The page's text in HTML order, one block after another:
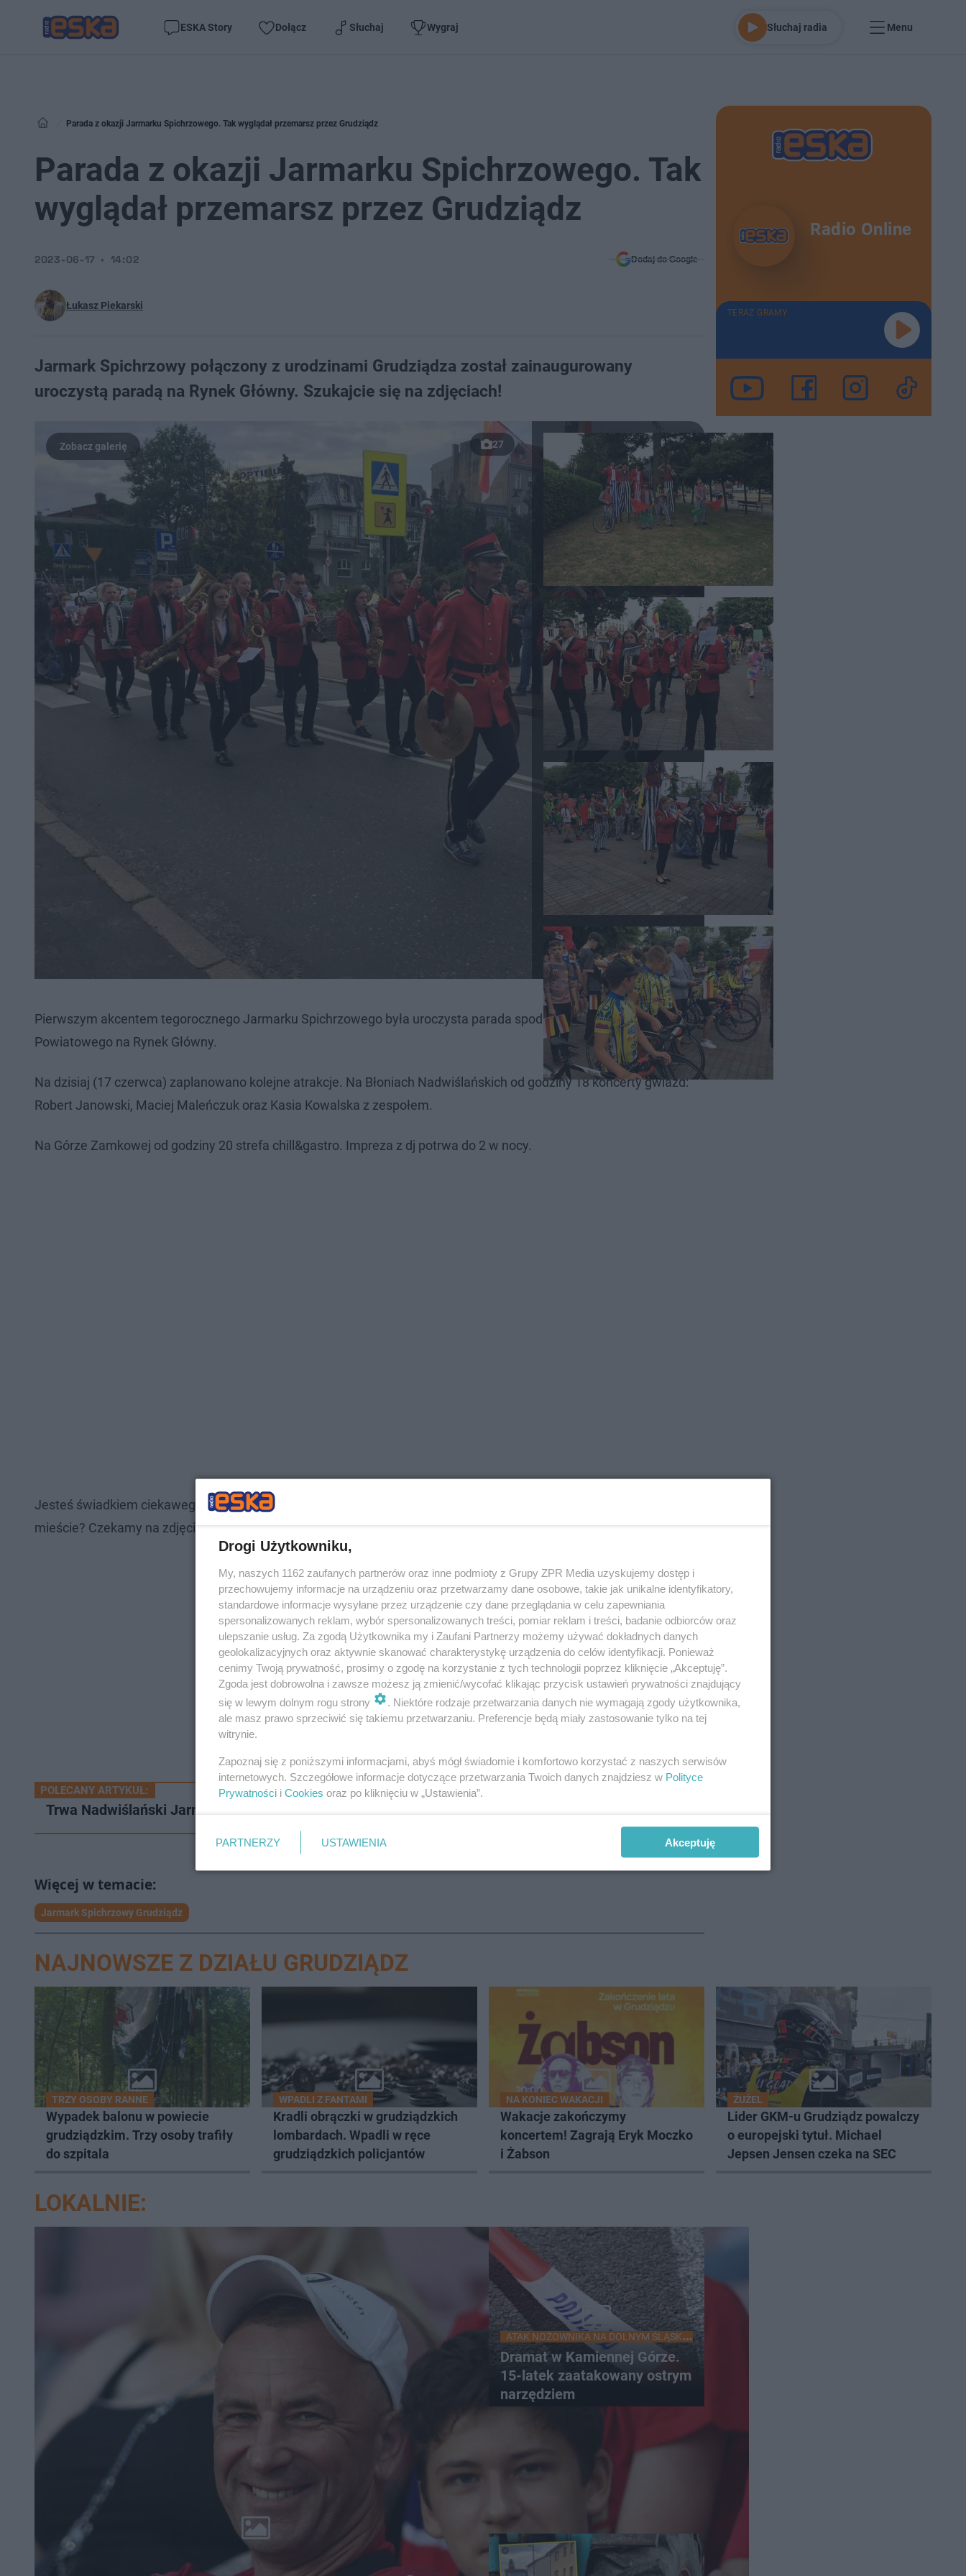
ESKA Story Dołącz Słuchaj Wygraj Słuchaj radia Menu
Parada z okazji Jarmarku Spichrzowego. Tak wyglądał przemarsz przez Grudziądz
Parada z okazji Jarmarku Spichrzowego. Tak
wyglądał przemarsz przez Grudziądz
Łukasz Piekarski
2023-06-17 14:02 Dodaj do Google
Jarmark Spichrzowy połączony z urodzinami Grudziądza został zainaugurowany
uroczystą paradą na Rynek Główny. Szukajcie się na zdjęciach!
27
Pierwszym akcentem tegorocznego Jarmarku Spichrzowego była uroczysta parada spod budynku Starostwa
Powiatowego na Rynek Główny.
Na dzisiaj (17 czerwca) zaplanowano kolejne atrakcje. Na Błoniach Nadwiślańskich od godziny 18 koncerty gwiazd:
Robert Janowski, Maciej Maleńczuk oraz Kasia Kowalska z zespołem.
Na Górze Zamkowej od godziny 20 strefa chill&gastro. Impreza z dj potrwa do 2 w nocy.
Jesteś świadkiem ciekawego zdarzenia w waszej okolicy? A może chcesz poinformować o trudnej sytuacji w Twoim
mieście? Czekamy na zdjęcia, filmy i gorące newsy! Piszcie do nas na:
POLECANY ARTYKUŁ:
Trwa Nadwiślański Jarmark Staroci w Grudziądzu. Zobacz zdjęcia
Jarmark Spichrzowy Grudziądz
Radio Online
TERAZ GRAMY
NAJNOWSZE Z DZIAŁU GRUDZIĄDZ
TRZY OSOBY RANNE
Wypadek balonu w powiecie
grudziądzkim. Trzy osoby trafiły
do szpitala
WPADLI Z FANTAMI
Kradli obrączki w grudziądzkich
lombardach. Wpadli w ręce
grudziądzkich policjantów
NA KONIEC WAKACJI
Wakacje zakończymy
koncertem! Zagrają Eryk Moczko
i Żabson
ŻUŻEL
Lider GKM-u Grudziądz powalczy
o europejski tytuł. Michael
Jepsen Jensen czeka na SEC
LOKALNIE:
ATAK NOŻOWNIKA NA DOLNYM ŚLĄSKU
Dramat w Kamiennej Górze.
15-latek zaatakowany ostrym
narzędziem
Drogi Użytkowniku,
My, naszych 1162 zaufanych partnerów oraz inne podmioty z Grupy ZPR Media uzyskujemy dostęp i
przechowujemy informacje na urządzeniu oraz przetwarzamy dane osobowe, takie jak unikalne identyfikatory,
standardowe informacje wysyłane przez urządzenie czy dane przeglądania w celu zapewniania
spersonalizowanych reklam, wybór spersonalizowanych treści, pomiar reklam i treści, badanie odbiorców oraz
ulepszanie usług. Za zgodą Użytkownika my i Zaufani Partnerzy możemy używać dokładnych danych
geolokalizacyjnych oraz aktywnie skanować charakterystykę urządzenia do celów identyfikacji. Ponieważ
cenimy Twoją prywatność, prosimy o zgodę na korzystanie z tych technologii poprzez kliknięcie „Akceptuję”.
Zgoda jest dobrowolna i zawsze możesz ją zmienić/wycofać klikając przycisk ustawień prywatności znajdujący
się w lewym dolnym rogu strony
. Niektóre rodzaje przetwarzania danych nie wymagają zgody użytkownika,
ale masz prawo sprzeciwić się takiemu przetwarzaniu. Preferencje będą miały zastosowanie tylko na tej
witrynie.
Zapoznaj się z poniższymi informacjami, abyś mógł świadomie i komfortowo korzystać z naszych serwisów
internetowych. Szczegółowe informacje dotyczące przetwarzania Twoich danych znajdziesz w Polityce
Prywatności i Cookies oraz po kliknięciu w „Ustawienia”.
PARTNERZY USTAWIENIA Akceptuję